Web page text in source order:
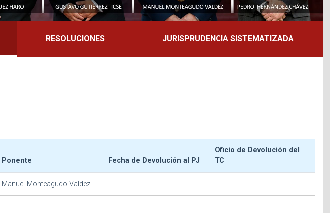
RESOLUCIONES JURISPRUDENCIA SISTEMATIZADA
Ponente Fecha de Devolución al PJ
Oficio de Devolución del
TC
Manuel Monteagudo Valdez --